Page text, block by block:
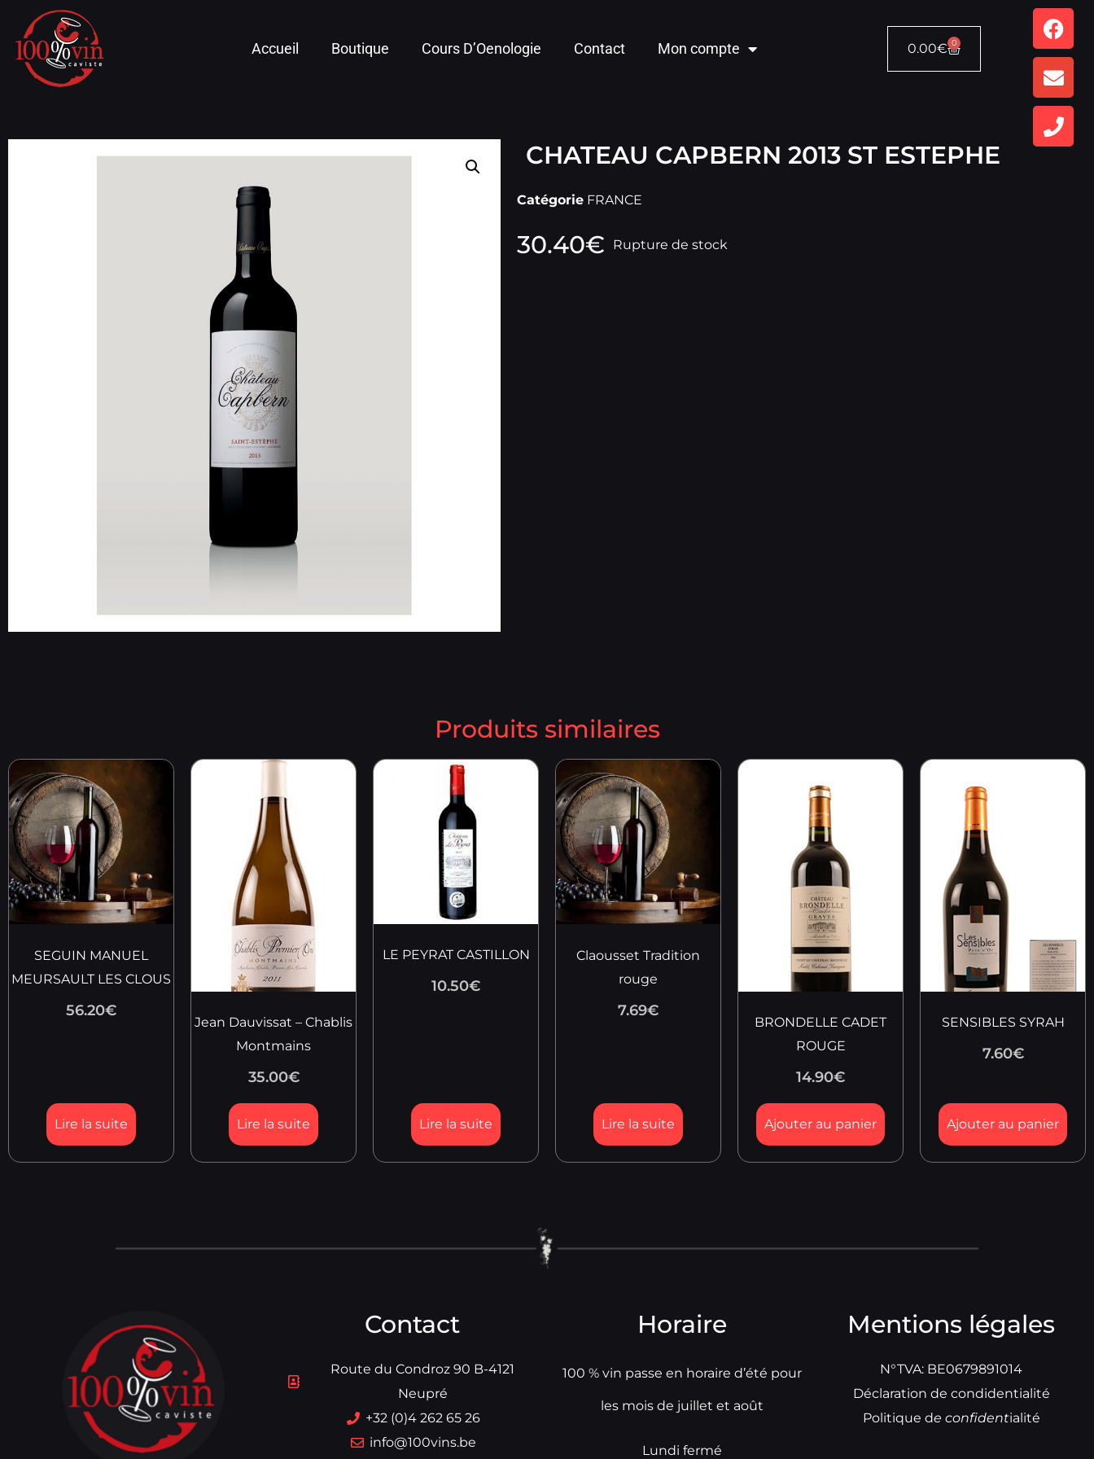
Accueil Boutique Cours D’Oenologie Contact Mon compte 0.00€ 0
CHATEAU CAPBERN 2013 ST ESTEPHE
Catégorie FRANCE
30.40€ Rupture de stock
Produits similaires
SEGUIN MANUEL
MEURSAULT LES CLOUS
56.20€
Lire la suite
Jean Dauvissat – Chablis
Montmains
35.00€
Lire la suite
LE PEYRAT CASTILLON
10.50€
Lire la suite
Claousset Tradition
rouge
7.69€
Lire la suite
BRONDELLE CADET
ROUGE
14.90€
Ajouter au panier
SENSIBLES SYRAH
7.60€
Ajouter au panier
Contact
Route du Condroz 90 B-4121
Neupré
+32 (0)4 262 65 26
info@100vins.be
Horaire
100 % vin passe en horaire d’été pour
les mois de juillet et août
Lundi fermé
Mentions légales
N°TVA: BE0679891014
Déclaration de condidentialité
Politique de confidentialité